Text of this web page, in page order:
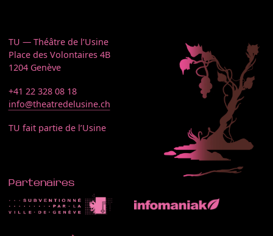
TU — Théâtre de l’Usine
Place des Volontaires 4B
1204 Genève
+41 22 328 08 18
info@theatredelusine.ch
TU fait partie de l’Usine
Partenaires